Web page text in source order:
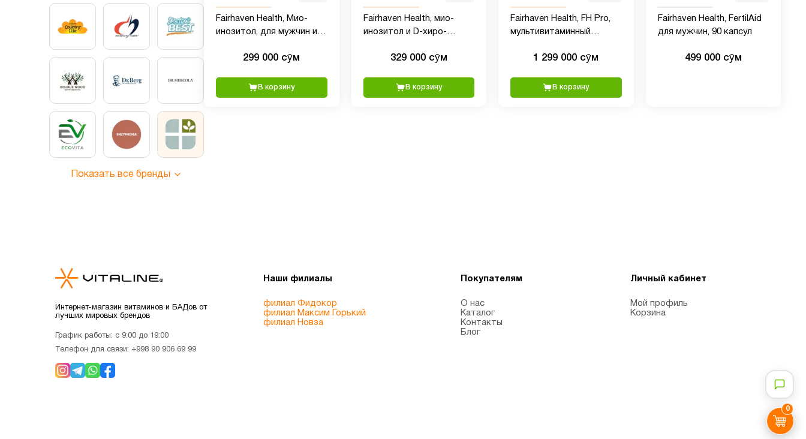
0
Показать все бренды
Fairhaven Health, Мио-
инозитол, для мужчин и
299 000 сӯм
В корзину
Fairhaven Health, мио-
инозитол и D-хиро-
329 000 сӯм
В корзину
Fairhaven Health, FH Pro,
мультивитаминный
мужского здоровья, 180
1 299 000 сӯм
В корзину
Fairhaven Health, FertilAid
для мужчин, 90 капсул
499 000 сӯм
Интернет-магазин витаминов и БАДов от
лучших мировых брендов
График работы: с 9:00 до 19:00
Телефон для связи: +998 90 906 69 99
Наши филиалы
филиал Фидокор
филиал Максим Горький
филиал Новза
Покупателям
О нас
Каталог
Контакты
Блог
Личный кабинет
Мой профиль
Корзина